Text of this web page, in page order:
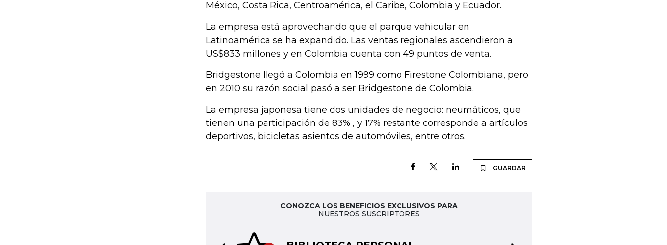
México, Costa Rica, Centroamérica, el Caribe, Colombia y Ecuador.
La empresa está aprovechando que el parque vehicular en
Latinoamérica se ha expandido. Las ventas regionales ascendieron a
US$833 millones y en Colombia cuenta con 49 puntos de venta.
Bridgestone llegó a Colombia en 1999 como Firestone Colombiana, pero
en 2010 su razón social pasó a ser Bridgestone de Colombia.
La empresa japonesa tiene dos unidades de negocio: neumáticos, que
tienen una participación de 83% , y 17% restante corresponde a artículos
deportivos, bicicletas asientos de automóviles, entre otros.
GUARDAR
CONOZCA LOS BENEFICIOS EXCLUSIVOS PARA
NUESTROS SUSCRIPTORES